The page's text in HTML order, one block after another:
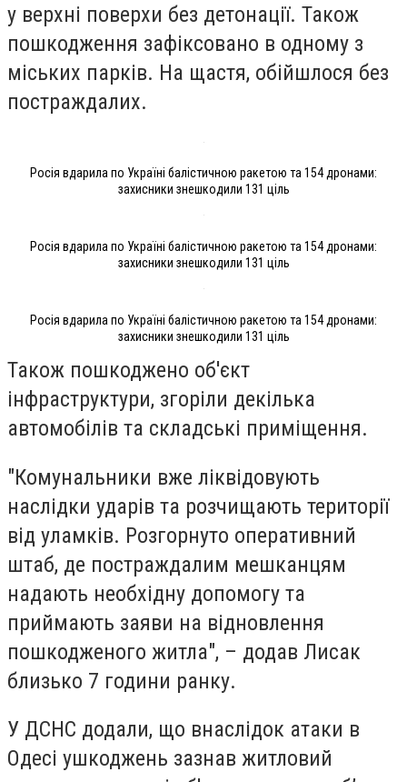
у верхні поверхи без детонації. Також
пошкодження зафіксовано в одному з
міських парків. На щастя, обійшлося без
постраждалих.
Росія вдарила по Україні балістичною ракетою та 154 дронами:
захисники знешкодили 131 ціль
Росія вдарила по Україні балістичною ракетою та 154 дронами:
захисники знешкодили 131 ціль
Росія вдарила по Україні балістичною ракетою та 154 дронами:
захисники знешкодили 131 ціль
Також пошкоджено об'єкт
інфраструктури, згоріли декілька
автомобілів та складські приміщення.
"Комунальники вже ліквідовують
наслідки ударів та розчищають території
від уламків. Розгорнуто оперативний
штаб, де постраждалим мешканцям
надають необхідну допомогу та
приймають заяви на відновлення
пошкодженого житла", – додав Лисак
близько 7 години ранку.
У ДСНС додали, що внаслідок атаки в
Одесі ушкоджень зазнав житловий